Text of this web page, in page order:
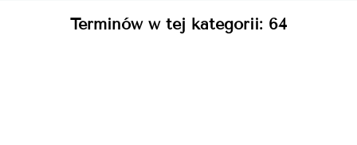
Terminów w tej kategorii: 64